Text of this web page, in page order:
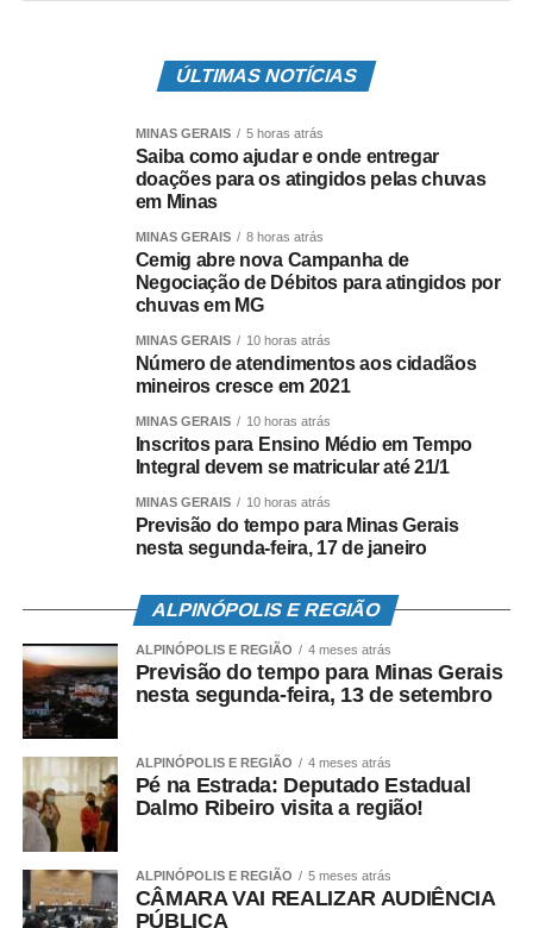
Chuva deixa moradores sem casa, derruba
barranco e causa alagamentos na região
ÚLTIMAS NOTÍCIAS
MINAS GERAIS 5 horas atrás
Saiba como ajudar e onde entregar
doações para os atingidos pelas chuvas
em Minas
MINAS GERAIS 8 horas atrás
Cemig abre nova Campanha de
Negociação de Débitos para atingidos por
chuvas em MG
MINAS GERAIS 10 horas atrás
Número de atendimentos aos cidadãos
mineiros cresce em 2021
MINAS GERAIS 10 horas atrás
Inscritos para Ensino Médio em Tempo
Integral devem se matricular até 21/1
MINAS GERAIS 10 horas atrás
Previsão do tempo para Minas Gerais
nesta segunda-feira, 17 de janeiro
ALPINÓPOLIS E REGIÃO
ALPINÓPOLIS E REGIÃO 4 meses atrás
Previsão do tempo para Minas Gerais
nesta segunda-feira, 13 de setembro
ALPINÓPOLIS E REGIÃO 4 meses atrás
Pé na Estrada: Deputado Estadual
Dalmo Ribeiro visita a região!
ALPINÓPOLIS E REGIÃO 5 meses atrás
CÂMARA VAI REALIZAR AUDIÊNCIA
PÚBLICA